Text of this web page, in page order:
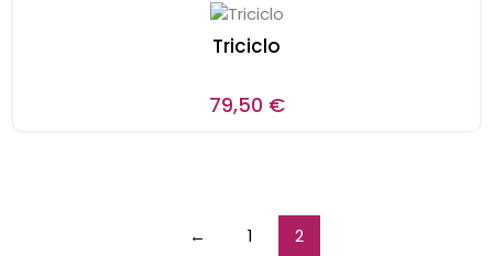
Triciclo
79,50 €
← 1 2